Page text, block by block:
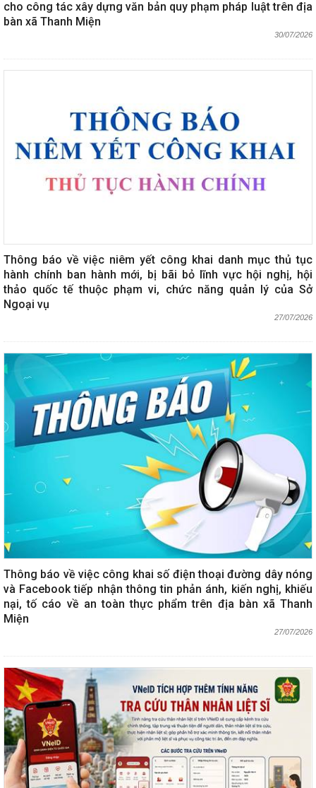
cho công tác xây dựng văn bản quy phạm pháp luật trên địa
bàn xã Thanh Miện
30/07/2026
Thông báo về việc niêm yết công khai danh mục thủ tục
hành chính ban hành mới, bị bãi bỏ lĩnh vực hội nghị, hội
thảo quốc tế thuộc phạm vi, chức năng quản lý của Sở
Ngoại vụ
27/07/2026
Thông báo về việc công khai số điện thoại đường dây nóng
và Facebook tiếp nhận thông tin phản ánh, kiến nghị, khiếu
nại, tố cáo về an toàn thực phẩm trên địa bàn xã Thanh
Miện
27/07/2026